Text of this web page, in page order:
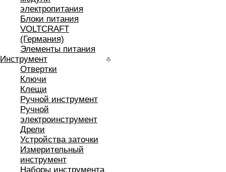
электропитания
Блоки питания
VOLTCRAFT
(Германия)
Элементы питания
Инструмент
Отвертки
Ключи
Клещи
Ручной инструмент
Ручной
электроинструмент
Дрели
Устройства заточки
Измерительный
инструмент
Наборы инструмента